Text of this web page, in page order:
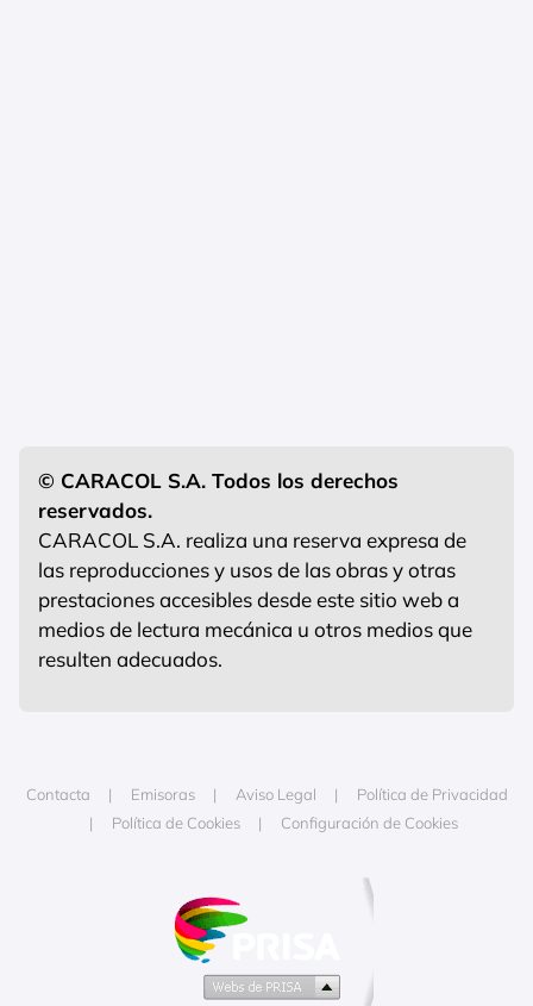
© CARACOL S.A. Todos los derechos
reservados.
CARACOL S.A. realiza una reserva expresa de
las reproducciones y usos de las obras y otras
prestaciones accesibles desde este sitio web a
medios de lectura mecánica u otros medios que
resulten adecuados.
Contacta Emisoras Aviso Legal
Política de Privacidad
Política de Cookies
Configuración de Cookies